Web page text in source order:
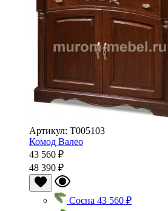
Артикул: Т005103
Комод Валео
43 560 ₽
48 390 ₽
Сосна 43 560 ₽